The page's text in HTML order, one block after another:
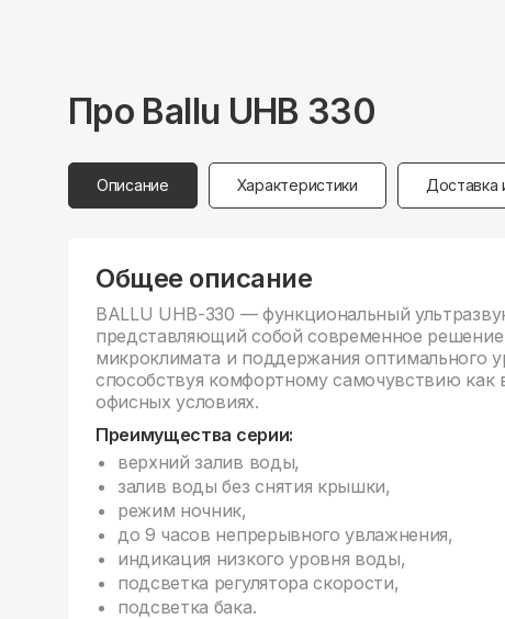
Про Ballu UHB 330
Описание Характеристики Доставка
Общее описание
BALLU UHB-330 — функциональный
представляющий собой современное
микроклимата и поддержания оптимального
способствуя комфортному самочувствию
офисных условиях.
Преимущества серии:
верхний залив воды,
залив воды без снятия крышки,
режим ночник,
до 9 часов непрерывного увлажнения,
индикация низкого уровня воды,
подсветка регулятора скорости,
подсветка бака.